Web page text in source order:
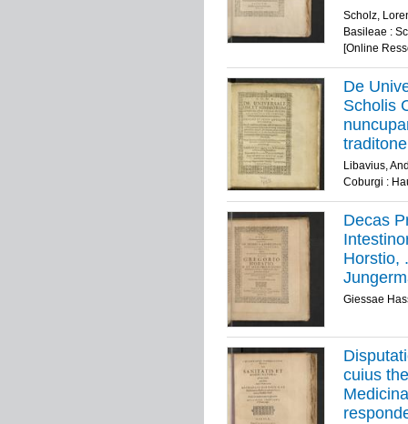
Scholz,
Basileae :
[Online
De
Scholis
Andrea
Cal.
Libavius,
Coburgi :
Decas
Horstio,
29. Iulii
Giessae
cuius